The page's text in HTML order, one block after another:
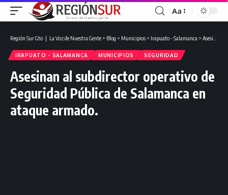
Aa
Región Sur Gto ❘ La Voz de Nuestra Gente > Blog > Municipios > Irapuato - Salamanca > Asesinan al subdirector operativo de Seguridad Pública de Salamanca en ataque armado.
IRAPUATO - SALAMANCA MUNICIPIOS SEGURIDAD
Asesinan al subdirector operativo de
Seguridad Pública de Salamanca en
ataque armado.